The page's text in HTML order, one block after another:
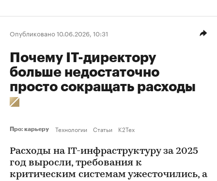
Опубликовано 10.06.2026, 10:31
Почему IТ-директору
больше недостаточно
просто сокращать расходы
Про: карьеру Технологии Статьи K2Tex
Расходы на IТ-инфраструктуру за 2025
год выросли, требования к
критическим системам ужесточились, а